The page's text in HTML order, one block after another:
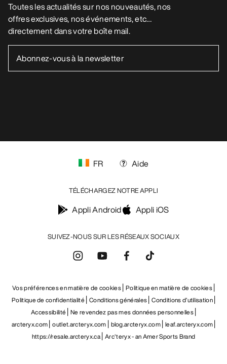
Toutes les actualités sur nos nouveautés, nos
offres exclusives, nos événements, etc…
directement dans votre boîte mail.
SUIVEZ-NOUS SUR LES RÉSEAUX SOCIAUX
FR Aide
TÉLÉCHARGEZ NOTRE APPLI
Appli Android Appli iOS
Vos préférences en matière de cookies Politique en matière de cookies
Politique de confidentialité Conditions générales Conditions d’utilisation
Accessibilité Ne revendez pas mes données personnelles
arcteryx.com outlet.arcteryx.com blog.arcteryx.com leaf.arcteryx.com
https://resale.arcteryx.ca Arc'teryx - an Amer Sports Brand